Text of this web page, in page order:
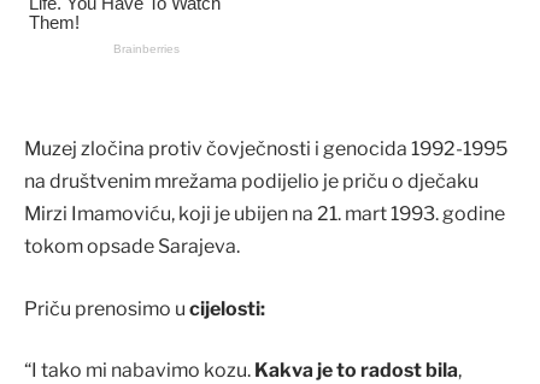
Muzej zločina protiv čovječnosti i genocida 1992-1995
na društvenim mrežama podijelio je priču o dječaku
Mirzi Imamoviću, koji je ubijen na 21. mart 1993. godine
tokom opsade Sarajeva.
Priču prenosimo u cijelosti:
“I tako mi nabavimo kozu. Kakva je to radost bila,